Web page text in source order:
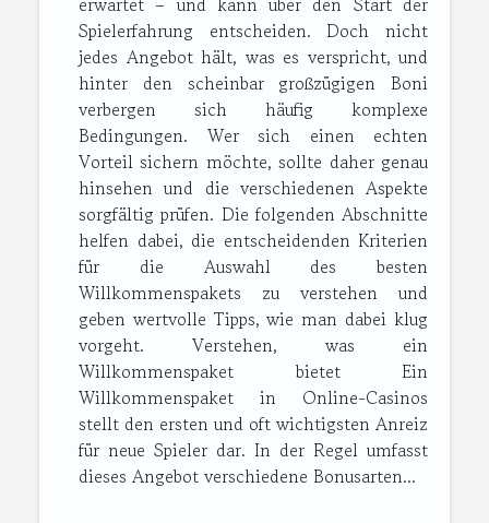
Spielerfahrung entscheiden. Doch nicht
jedes Angebot hält, was es verspricht, und
hinter den scheinbar großzügigen Boni
verbergen sich häufig komplexe
Bedingungen. Wer sich einen echten
Vorteil sichern möchte, sollte daher genau
hinsehen und die verschiedenen Aspekte
sorgfältig prüfen. Die folgenden Abschnitte
helfen dabei, die entscheidenden Kriterien
für die Auswahl des besten
Willkommenspakets zu verstehen und
geben wertvolle Tipps, wie man dabei klug
vorgeht. Verstehen, was ein
Willkommenspaket bietet Ein
Willkommenspaket in Online-Casinos
stellt den ersten und oft wichtigsten Anreiz
für neue Spieler dar. In der Regel umfasst
dieses Angebot verschiedene Bonusarten...